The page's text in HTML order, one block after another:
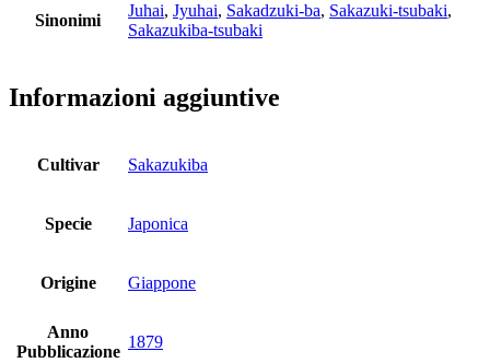
Sinonimi
Juhai, Jyuhai, Sakadzuki-ba, Sakazuki-tsubaki,
Sakazukiba-tsubaki
Informazioni aggiuntive
Cultivar Sakazukiba
Specie Japonica
Origine Giappone
Anno
Pubblicazione
1879